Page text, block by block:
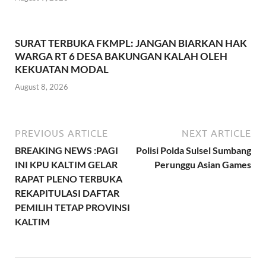
SURAT TERBUKA FKMPL: JANGAN BIARKAN HAK
WARGA RT 6 DESA BAKUNGAN KALAH OLEH
KEKUATAN MODAL
August 8, 2026
PREVIOUS ARTICLE
BREAKING NEWS :PAGI
INI KPU KALTIM GELAR
RAPAT PLENO TERBUKA
REKAPITULASI DAFTAR
PEMILIH TETAP PROVINSI
KALTIM
NEXT ARTICLE
Polisi Polda Sulsel Sumbang
Perunggu Asian Games